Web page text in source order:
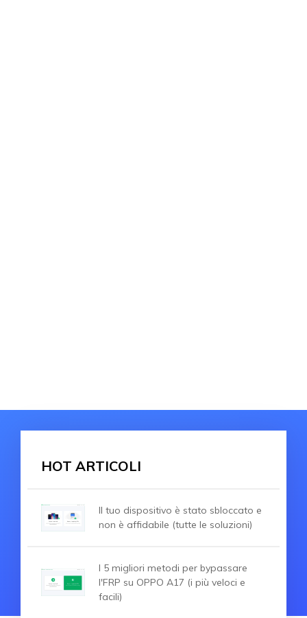
HOT ARTICOLI
Il tuo dispositivo è stato sbloccato e
non è affidabile (tutte le soluzioni)
I 5 migliori metodi per bypassare
l'FRP su OPPO A17 (i più veloci e
facili)